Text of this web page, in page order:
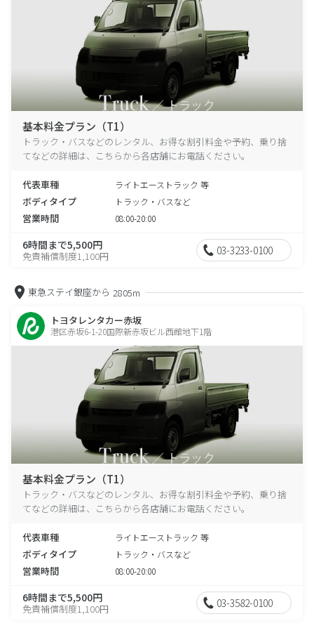
基本料金プラン（T1）
トラック・バスなどのレンタル、お得な割引料金や予約、乗り捨
てなどの詳細は、こちらから各店舗にお電話ください。
代表車種 ライトエーストラック 等
ボディタイプ トラック・バスなど
営業時間 08:00-20:00
6時間まで5,500円
免責補償制度1,100円 03-3233-0100
東急ステイ銀座から 2805m
トヨタレンタカー赤坂
港区赤坂6-1-20国際新赤坂ビル西館地下1階
基本料金プラン（T1）
トラック・バスなどのレンタル、お得な割引料金や予約、乗り捨
てなどの詳細は、こちらから各店舗にお電話ください。
代表車種 ライトエーストラック 等
ボディタイプ トラック・バスなど
営業時間 08:00-20:00
6時間まで5,500円
免責補償制度1,100円 03-3582-0100